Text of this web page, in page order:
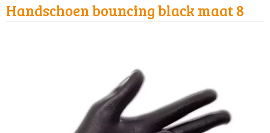
Handschoen bouncing black maat 8